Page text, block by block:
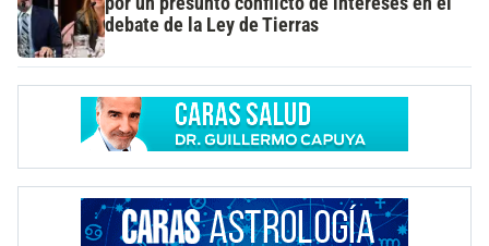
debate de la Ley de Tierras